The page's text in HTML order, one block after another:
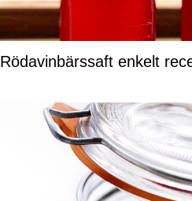
Rödavinbärssaft enkelt